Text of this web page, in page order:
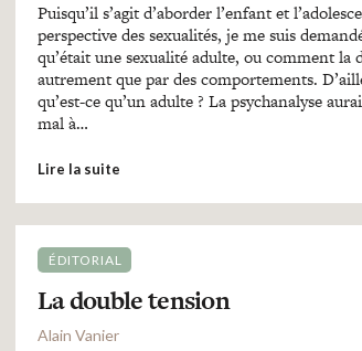
Puisqu’il s’agit d’aborder l’enfant et
perspective des sexualités, je me suis
qu’était une sexualité adulte, ou comment la
autrement que par des comportements.
qu’est-ce qu’un adulte ? La psychanalyse
mal à…
Lire la suite
ÉDITORIAL
La double tension
Alain Vanier